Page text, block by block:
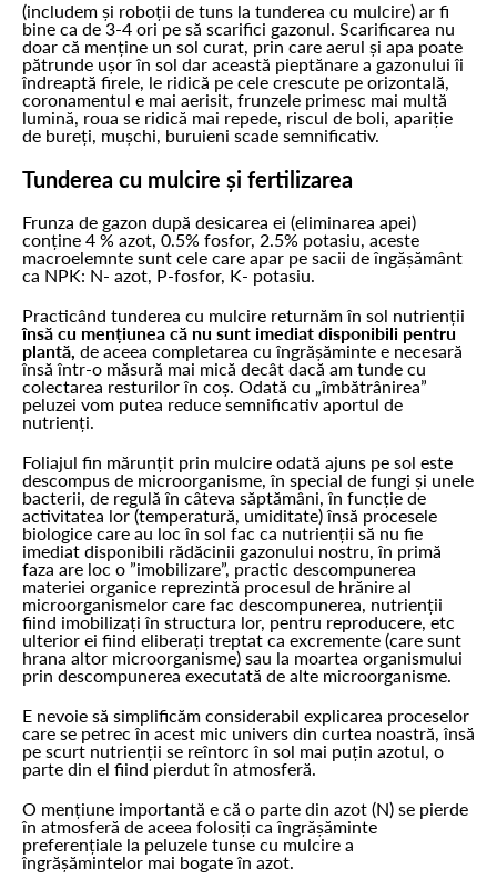
(includem și roboții de tuns la tunderea cu mulcire) ar fi
bine ca de 3-4 ori pe să scarifici gazonul. Scarificarea nu
doar că menține un sol curat, prin care aerul și apa poate
pătrunde ușor în sol dar această pieptănare a gazonului îi
îndreaptă firele, le ridică pe cele crescute pe orizontală,
coronamentul e mai aerisit, frunzele primesc mai multă
lumină, roua se ridică mai repede, riscul de boli, apariție
de bureți, mușchi, buruieni scade semnificativ.
Tunderea cu mulcire și fertilizarea
Frunza de gazon după desicarea ei (eliminarea apei)
conține 4 % azot, 0.5% fosfor, 2.5% potasiu, aceste
macroelemnte sunt cele care apar pe sacii de îngășământ
ca NPK: N- azot, P-fosfor, K- potasiu.
Practicând tunderea cu mulcire returnăm în sol nutrienții
însă cu mențiunea că nu sunt imediat disponibili pentru
plantă, de aceea completarea cu îngrășăminte e necesară
însă într-o măsură mai mică decât dacă am tunde cu
colectarea resturilor în coș. Odată cu „îmbătrânirea”
peluzei vom putea reduce semnificativ aportul de
nutrienți.
Foliajul fin mărunțit prin mulcire odată ajuns pe sol este
descompus de microorganisme, în special de fungi și unele
bacterii, de regulă în câteva săptămâni, în funcție de
activitatea lor (temperatură, umiditate) însă procesele
biologice care au loc în sol fac ca nutrienții să nu fie
imediat disponibili rădăcinii gazonului nostru, în primă
faza are loc o ”imobilizare”, practic descompunerea
materiei organice reprezintă procesul de hrănire al
microorganismelor care fac descompunerea, nutrienții
fiind imobilizați în structura lor, pentru reproducere, etc
ulterior ei fiind eliberați treptat ca excremente (care sunt
hrana altor microorganisme) sau la moartea organismului
prin descompunerea executată de alte microorganisme.
E nevoie să simplificăm considerabil explicarea proceselor
care se petrec în acest mic univers din curtea noastră, însă
pe scurt nutrienții se reîntorc în sol mai puțin azotul, o
parte din el fiind pierdut în atmosferă.
O mențiune importantă e că o parte din azot (N) se pierde
în atmosferă de aceea folosiți ca îngrășăminte
preferențiale la peluzele tunse cu mulcire a
îngrășămintelor mai bogate în azot.